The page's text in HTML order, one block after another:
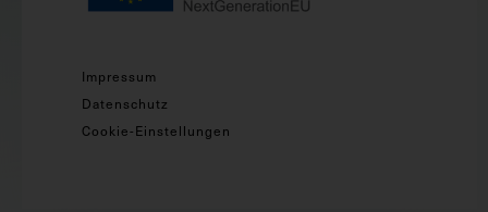
Impressum
Datenschutz
Cookie-Einstellungen